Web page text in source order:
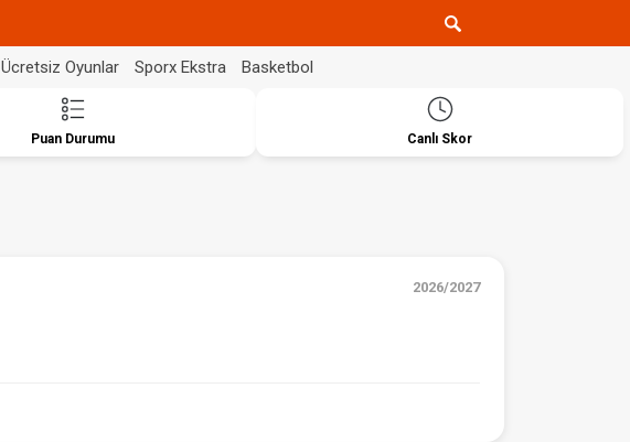
Ücretsiz Oyunlar Sporx Ekstra Basketbol
Puan Durumu Canlı Skor
2026/2027